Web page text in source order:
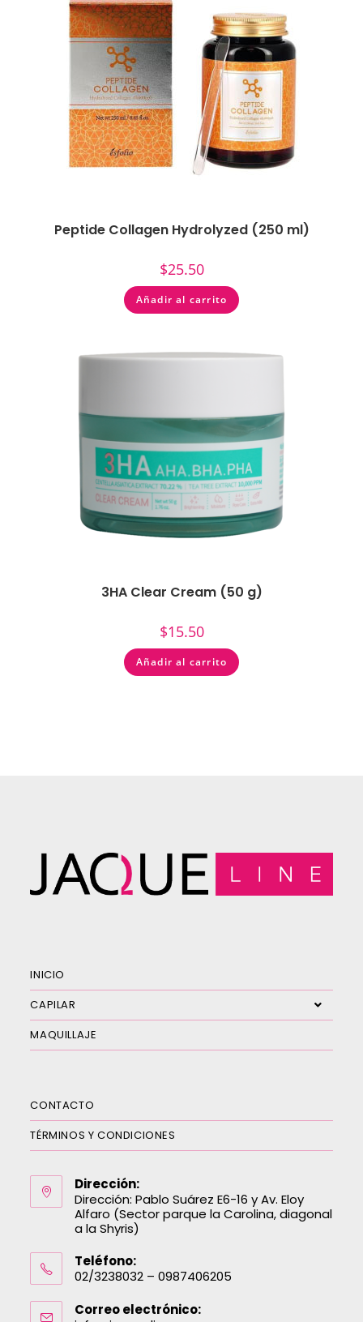
Peptide Collagen Hydrolyzed (250 ml)
$25.50
Añadir al carrito
3HA Clear Cream (50 g)
$15.50
Añadir al carrito
INICIO
CAPILAR
MAQUILLAJE
CONTACTO
TÉRMINOS Y CONDICIONES
Dirección:
Dirección: Pablo Suárez E6-16 y Av. Eloy
Alfaro (Sector parque la Carolina, diagonal
a la Shyris)
Teléfono:
02/3238032 – 0987406205
Correo electrónico: